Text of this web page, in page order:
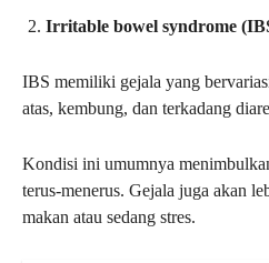
Irritable bowel syndrome
IBS memiliki gejala yang
atas, kembung, dan terkadang
Kondisi ini umumnya
terus-menerus. Gejala juga akan
makan atau sedang stres.